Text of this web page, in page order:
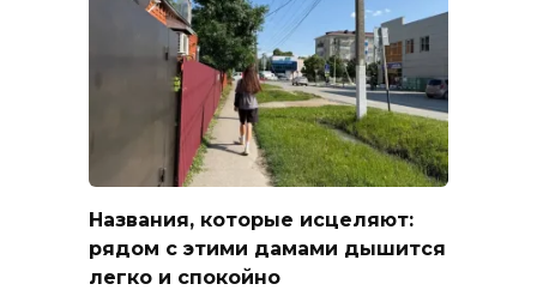
Названия, которые исцеляют:
рядом с этими дамами дышится
легко и спокойно